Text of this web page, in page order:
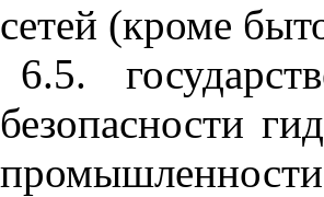
сетей (кроме
6.5.
безопасности
промышленности